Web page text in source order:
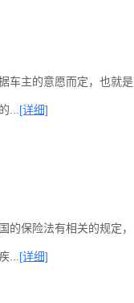
车主的意愿而定，也就是
... [详细]
的保险法有相关的规定，
... [详细]